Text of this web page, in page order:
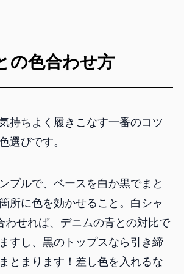
の色合わせ方
持ちよく履きこなす一番のコツ
選びです。
プルで、ベースを白か黒でまと
所に色を効かせること。白シャ
わせれば、デニムの青との対比で
すし、黒のトップスなら引き締
とまります！差し色を入れるな